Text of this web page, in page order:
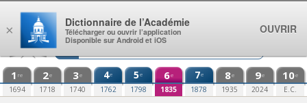
Aller au contenu
1 re
1694
2e
1718
3e
1740
4e
1762
5e
1798
6e
1835
7e
1878
8e
1935
9e
2024
10e
E.C.
×
Dictionnaire de l’Académie
Télécharger ou ouvrir l’application
Disponible sur Android et iOS
OUVRIR